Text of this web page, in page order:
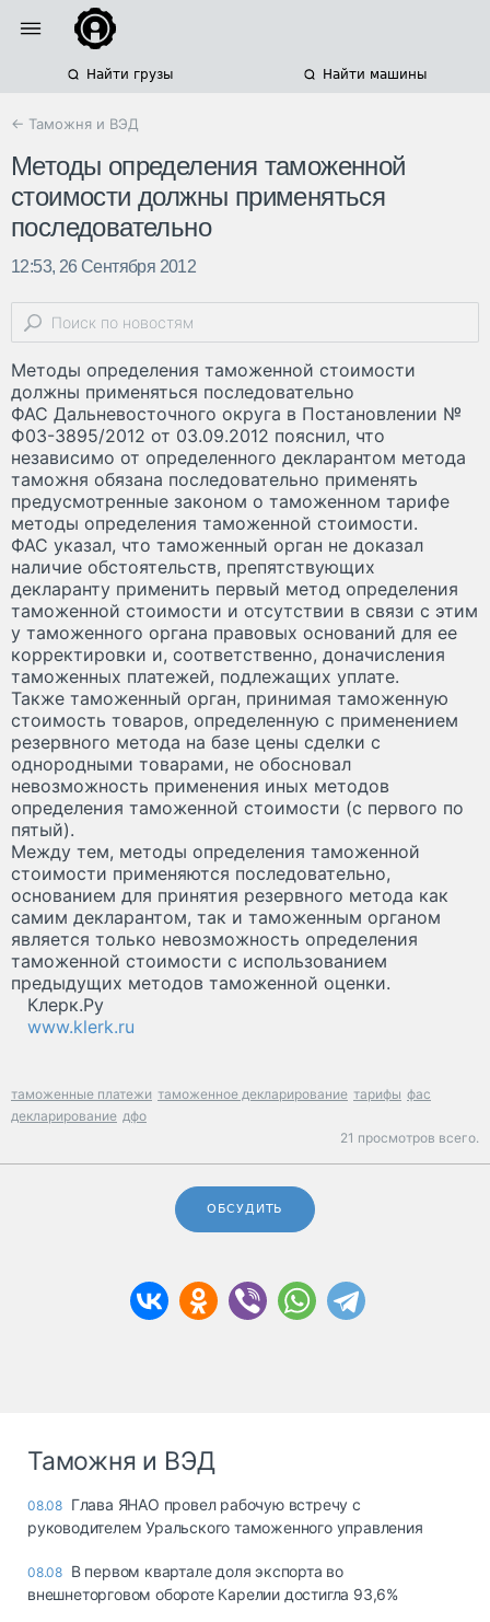
Найти грузы Найти машины
← Таможня и ВЭД
Методы определения таможенной
стоимости должны применяться
последовательно
12:53, 26 Сентября 2012
Методы определения таможенной стоимости
должны применяться последовательно
ФАС Дальневосточного округа в Постановлении №
Ф03-3895/2012 от 03.09.2012 пояснил, что
независимо от определенного декларантом метода
таможня обязана последовательно применять
предусмотренные законом о таможенном тарифе
методы определения таможенной стоимости.
ФАС указал, что таможенный орган не доказал
наличие обстоятельств, препятствующих
декларанту применить первый метод определения
таможенной стоимости и отсутствии в связи с этим
у таможенного органа правовых оснований для ее
корректировки и, соответственно, доначисления
таможенных платежей, подлежащих уплате.
Также таможенный орган, принимая таможенную
стоимость товаров, определенную с применением
резервного метода на базе цены сделки с
однородными товарами, не обосновал
невозможность применения иных методов
определения таможенной стоимости (с первого по
пятый).
Между тем, методы определения таможенной
стоимости применяются последовательно,
основанием для принятия резервного метода как
самим декларантом, так и таможенным органом
является только невозможность определения
таможенной стоимости с использованием
предыдущих методов таможенной оценки.
Клерк.Ру
www.klerk.ru
таможенные платежи таможенное декларирование тарифы фас
декларирование дфо
21 просмотров всего.
ОБСУДИТЬ
Таможня и ВЭД
08.08 Глава ЯНАО провел рабочую встречу с
руководителем Уральского таможенного управления
08.08 В первом квартале доля экспорта во
внешнеторговом обороте Карелии достигла 93,6%